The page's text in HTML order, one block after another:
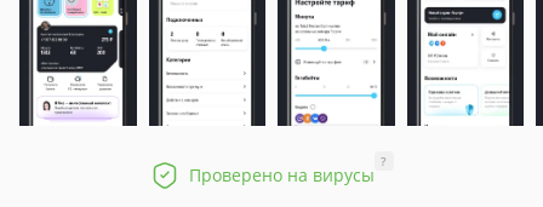
Проверено на вирусы
?